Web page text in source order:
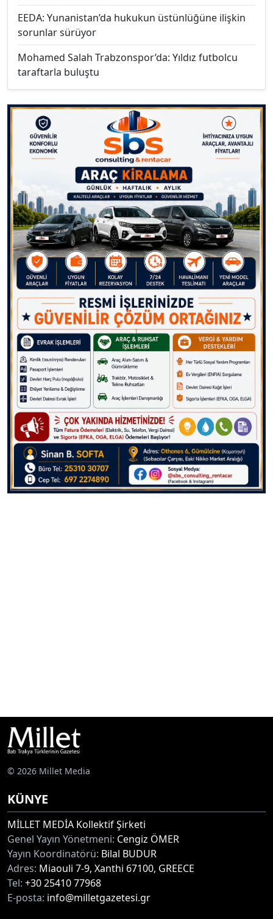
EEDA: Yunanistan’da hukukun üstünlüğüne ilişkin
sorunlar sürüyor
Mohamed Salah Trabzonspor’da: Yıldız futbolcu
taraftarla buluştu
© 2026 Millet Media
KÜNYE
MİLLET MEDİA Kollektif Şirketi
Genel Yayın Yönetmeni: Cengiz ÖMER
Yayın Koordinatörü: Bilal BUDUR
Adres: Miaouli 7-9, Xanthi 67100, GREECE
Tel: +30 25410 77968
E-posta: info@milletgazetesi.gr